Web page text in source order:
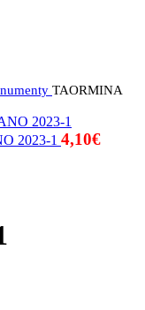
TAORMINA
2023-1 4,10€